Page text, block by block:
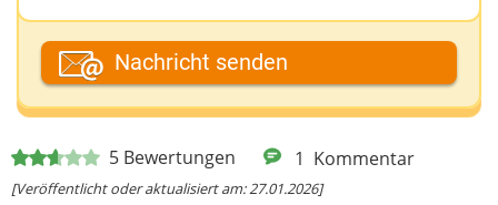
5 Bewertungen 1 Kommentar
[Veröffentlicht oder aktualisiert am: 27.01.2026]
Dein Fantasiename
Deine E-Mail-Adresse (wenn du eine Antwort
möchtest)
Nachricht senden